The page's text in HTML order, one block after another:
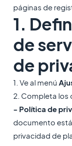
páginas de
1.
de
de
1. Ve al menú
2. Completa los
- Política de
documento
privacidad de